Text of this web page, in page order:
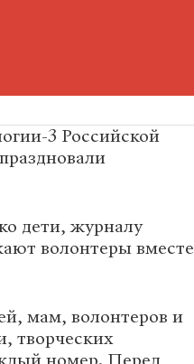
3 Российской
дети, журналу
волонтеры вместе
мам, волонтеров и
творческих